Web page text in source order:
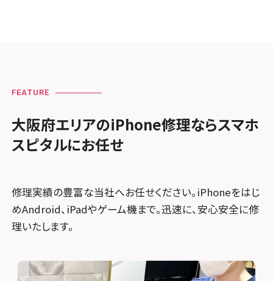
FEATURE
大阪府エリアのiPhone修理ならスマホ
スピタルにお任せ
修理実績の豊富な当社へお任せください。iPhoneをはじ
めAndroid、iPadやゲーム機まで。迅速に、安心安全に修
理いたします。